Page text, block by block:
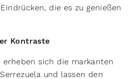
die es zu genießen
Kontraste
erheben sich die markanten
und lassen den